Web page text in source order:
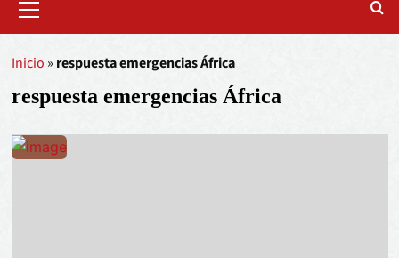
Inicio » respuesta emergencias África
respuesta emergencias África